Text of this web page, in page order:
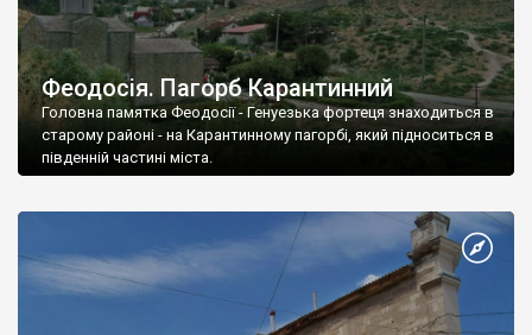
Феодосія. Пагорб Карантинний
Головна памятка Феодосії - Генуезька фортеця знаходиться в
старому районі - на Карантинному пагорбі, який підноситься в
південній частині міста.